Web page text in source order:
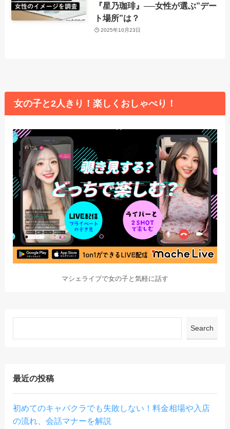
『星乃珈琲』──女性が選ぶ”デー
ト場所”は？
2025年10月23日
女の子と2人きり！楽しくおしゃべり！
マシェライブで女の子と気軽に話す
Search
最近の投稿
初めてのキャバクラでも失敗しない！料金相場や入店
の流れ、会話マナーを解説